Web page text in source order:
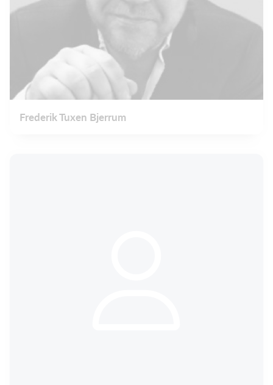
Frederik Tuxen Bjerrum